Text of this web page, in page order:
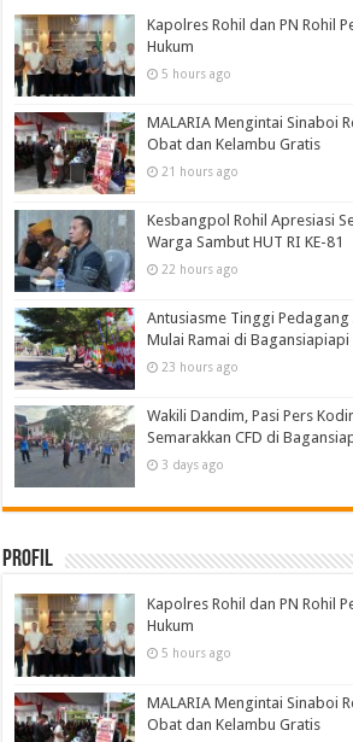
Kapolres Rohil dan PN Rohil
Hukum
5 hours ago
MALARIA Mengintai Sinaboi
Obat dan Kelambu Gratis
21 hours ago
Kesbangpol Rohil Apresiasi
Warga Sambut HUT RI KE-81
22 hours ago
Antusiasme Tinggi Pedagang
Mulai Ramai di Bagansiapiapi
23 hours ago
Wakili Dandim, Pasi Pers
Semarakkan CFD di
3 days ago
Profil
Kapolres Rohil dan PN Rohil
Hukum
5 hours ago
MALARIA Mengintai Sinaboi
Obat dan Kelambu Gratis